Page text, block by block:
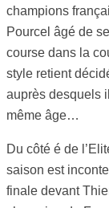
champions
Pourcel âgé de
course dans la
style retient
auprès desquels
même âge…
Du côté é de
saison est
finale devant